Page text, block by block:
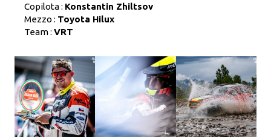
Copilota : Konstantin Zhiltsov
Mezzo : Toyota Hilux
Team : VRT